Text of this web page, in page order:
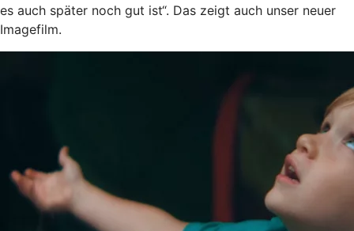
es auch später noch gut ist“. Das zeigt auch unser neuer
Imagefilm.